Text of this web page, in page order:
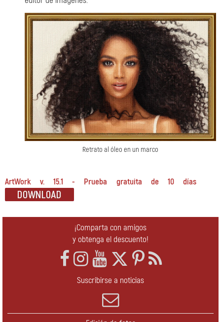
Retrato al óleo en un marco
ArtWork v. 15.1 - Prueba gratuita de 10 días
¡Comparta con amigos
y obtenga el descuento!
Suscribirse a noticias